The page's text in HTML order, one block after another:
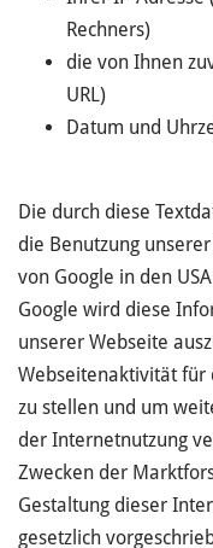
Rechners)
die von Ihnen
URL)
Datum und
Die durch diese
die Benutzung
von Google in den
Google wird diese
unserer Webseite
Webseitenaktivität für
zu stellen und um
der Internetnutzung
Zwecken der
Gestaltung dieser
gesetzlich